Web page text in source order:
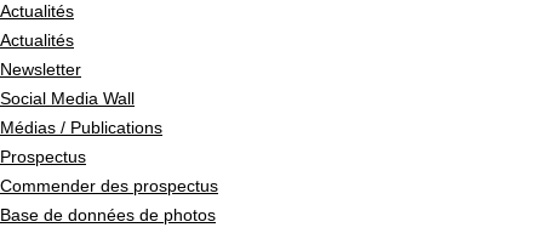
Actualités
Actualités
Newsletter
Social Media Wall
Médias / Publications
Prospectus
Commender des prospectus
Base de données de photos